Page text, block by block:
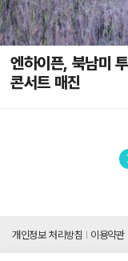
엔하이픈, 북남미
콘서트 매진
개인정보 처리방침 이용약관